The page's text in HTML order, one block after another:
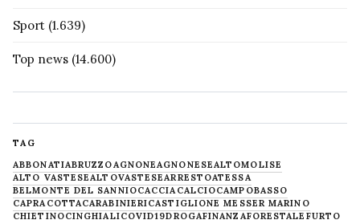
Sport (1.639)
Top news (14.600)
TAG
ABBONATIABRUZZOAGNONEAGNONESEALTOMOLISE
ALTO VASTESEALTOVASTESEARRESTOATESSA
BELMONTE DEL SANNIOCACCIA CALCIOCAMPOBASSO
CAPRACOTTACARABINIERICASTIGLIONE MESSER MARINO
CHIETINOCINGHIALICOVID19DROGAFINANZAFORESTALE FURTO